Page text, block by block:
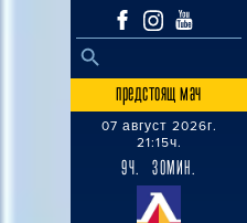
Search
SEARCH BUTTON
предстоящ мач
07 август 2026г.
21:15ч.
9Ч. 30МИН.